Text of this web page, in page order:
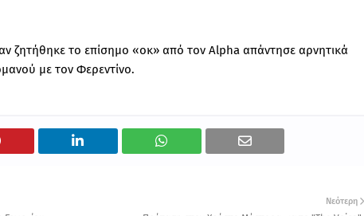
ζητήθηκε το επίσημο «οκ» από τον Alpha απάντησε αρνητικά
με τον Φερεντίνο.
Νεότερη